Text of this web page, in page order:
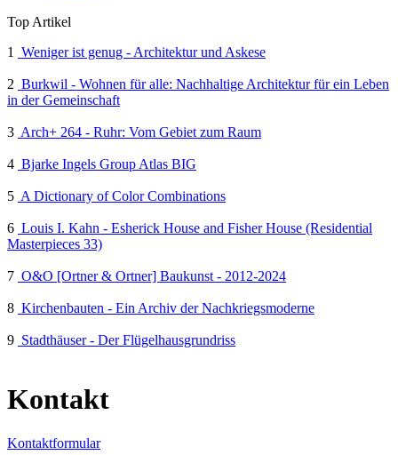
Top Artikel
1
Weniger ist genug - Architektur und Askese
2 Burkwil - Wohnen für alle: Nachhaltige Architektur für ein Leben
in der Gemeinschaft
3 Arch+ 264 - Ruhr: Vom Gebiet zum Raum
4 Bjarke Ingels Group Atlas BIG
5 A Dictionary of Color Combinations
6 Louis I. Kahn - Esherick House and Fisher House (Residential
Masterpieces 33)
7 O&O [Ortner & Ortner] Baukunst - 2012-2024
8 Kirchenbauten - Ein Archiv der Nachkriegsmoderne
9 Stadthäuser - Der Flügelhausgrundriss
Kontakt
Kontaktformular